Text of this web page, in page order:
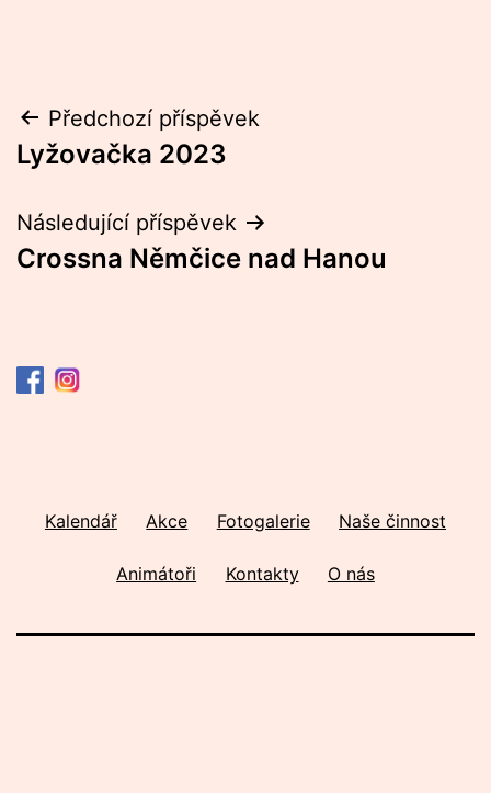
Navigace
pro
příspěvek
Předchozí příspěvek
Lyžovačka 2023
Následující příspěvek
Crossna Němčice nad Hanou
Kalendář Akce Fotogalerie Naše činnost
Animátoři Kontakty O nás